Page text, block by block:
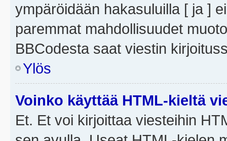
ympäröidään hakasuluilla [ ja ]
paremmat mahdollisuudet
BBCodesta saat viestin
Ylös
Voinko käyttää HTML-kieltä
Et. Et voi kirjoittaa viesteihin